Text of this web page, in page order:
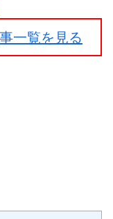
一覧を見る